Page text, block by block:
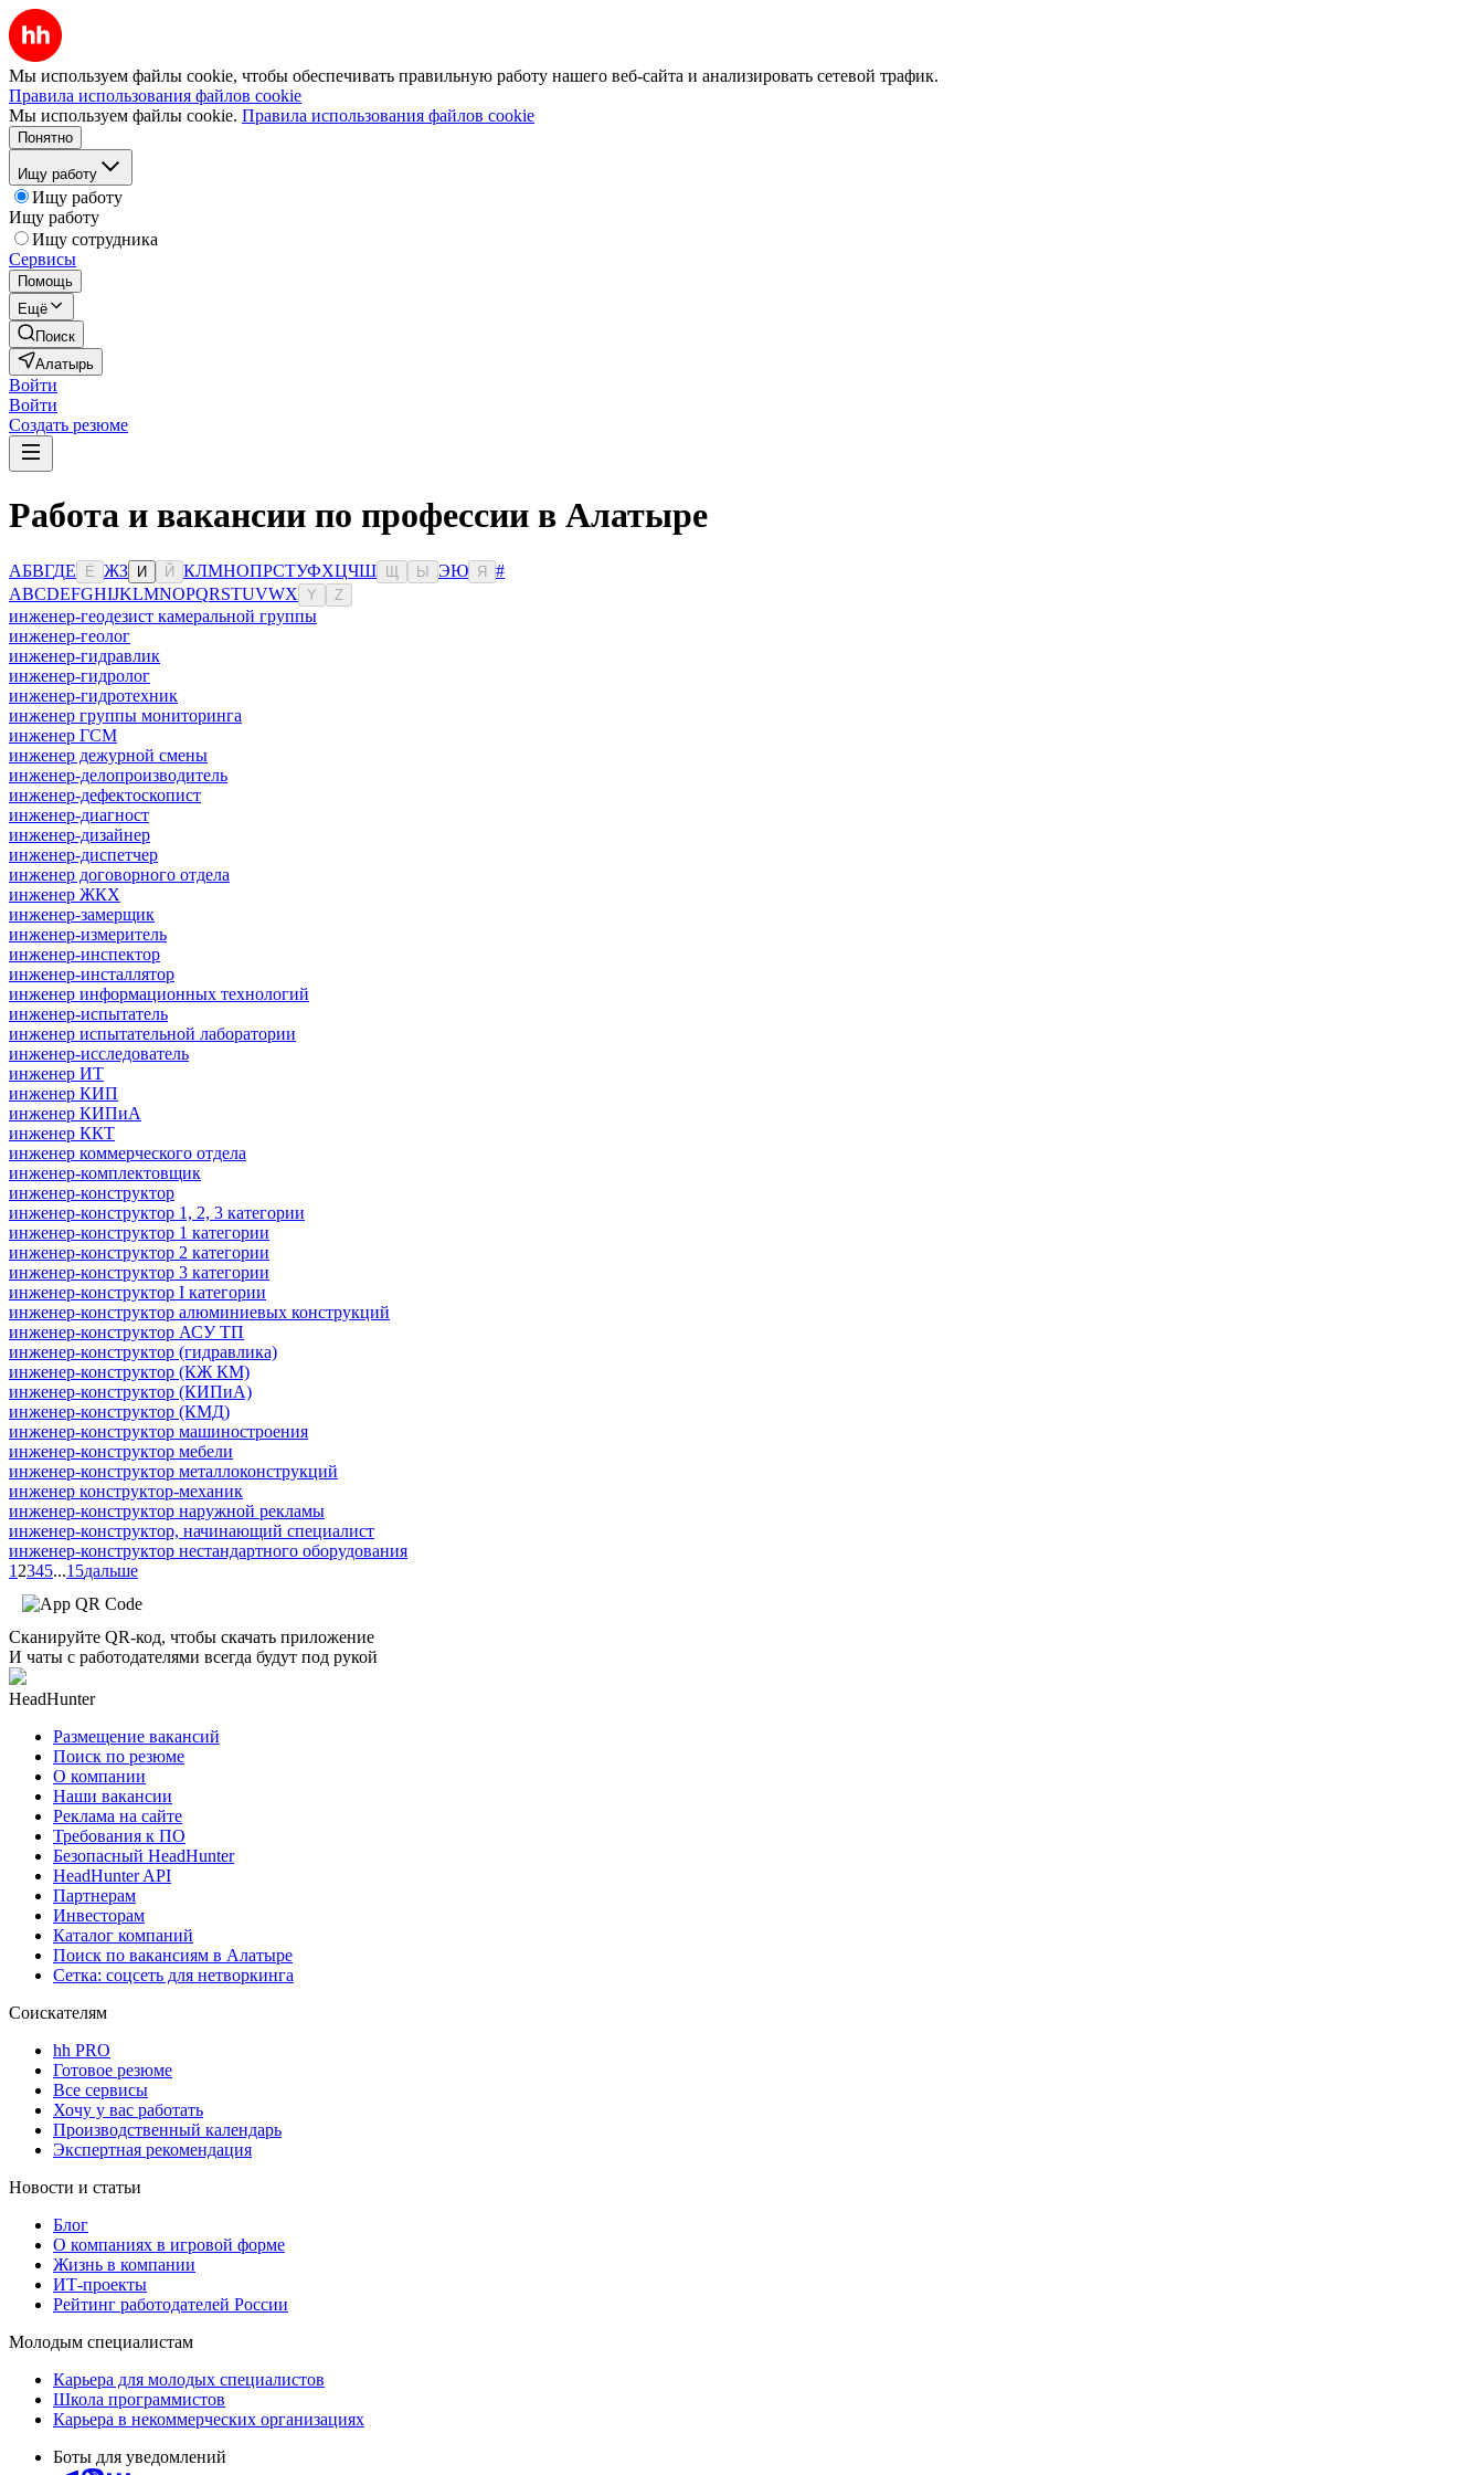
Мы используем файлы cookie, чтобы обеспечивать правильную работу нашего веб-сайта и анализировать сетевой трафик.
Правила использования файлов cookie
Мы используем файлы cookie. Правила использования файлов cookie
Понятно
Ищу работу
Ищу работу
Ищу работу
Ищу сотрудника
Сервисы
Помощь
Ещё
Поиск
Алатырь
Войти
Войти
Создать резюме
Работа и вакансии по профессии в Алатыре
АБВГДЕ Ё ЖЗ И Й КЛМНОПРСТУФХЦЧШ Ы ЭЮ Я
#
ABCDEFGHIJKLMNOPQRSTUVWX Y Z
инженер-геодезист камеральной группы
инженер-геолог
инженер-гидравлик
инженер-гидролог
инженер-гидротехник
инженер группы мониторинга
инженер ГСМ
инженер дежурной смены
инженер-делопроизводитель
инженер-дефектоскопист
инженер-диагност
инженер-дизайнер
инженер-диспетчер
инженер договорного отдела
инженер ЖКХ
инженер-замерщик
инженер-измеритель
инженер-инспектор
инженер-инсталлятор
инженер информационных технологий
инженер-испытатель
инженер испытательной лаборатории
инженер-исследователь
инженер ИТ
инженер КИП
инженер КИПиА
инженер ККТ
инженер коммерческого отдела
инженер-комплектовщик
инженер-конструктор
инженер-конструктор 1, 2, 3 категории
инженер-конструктор 1 категории
инженер-конструктор 2 категории
инженер-конструктор 3 категории
инженер-конструктор I категории
инженер-конструктор алюминиевых конструкций
инженер-конструктор АСУ ТП
инженер-конструктор (гидравлика)
инженер-конструктор (КЖ КМ)
инженер-конструктор (КИПиА)
инженер-конструктор (КМД)
инженер-конструктор машиностроения
инженер-конструктор мебели
инженер-конструктор металлоконструкций
инженер конструктор-механик
инженер-конструктор наружной рекламы
инженер-конструктор, начинающий специалист
инженер-конструктор нестандартного оборудования
1 2345...15дальше
Сканируйте QR-код, чтобы скачать приложение
И чаты с работодателями всегда будут под рукой
HeadHunter
Размещение вакансий
Поиск по резюме
О компании
Наши вакансии
Реклама на сайте
Требования к ПО
Безопасный HeadHunter
HeadHunter API
Партнерам
Инвесторам
Каталог компаний
Поиск по вакансиям в Алатыре
Сетка: соцсеть для нетворкинга
Соискателям
hh PRO
Готовое резюме
Все сервисы
Хочу у вас работать
Производственный календарь
Экспертная рекомендация
Новости и статьи
Блог
О компаниях в игровой форме
Жизнь в компании
ИТ-проекты
Рейтинг работодателей России
Молодым специалистам
Карьера для молодых специалистов
Школа программистов
Карьера в некоммерческих организациях
Боты для уведомлений